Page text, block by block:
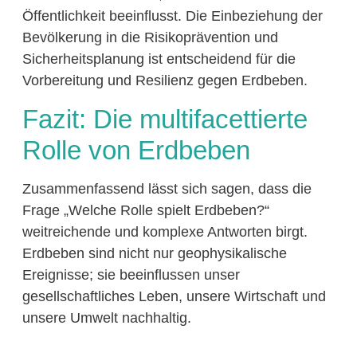
Öffentlichkeit beeinflusst. Die Einbeziehung der
Bevölkerung in die Risikoprävention und
Sicherheitsplanung ist entscheidend für die
Vorbereitung und Resilienz gegen Erdbeben.
Fazit: Die multifacettierte
Rolle von Erdbeben
Zusammenfassend lässt sich sagen, dass die
Frage „Welche Rolle spielt Erdbeben?“
weitreichende und komplexe Antworten birgt.
Erdbeben sind nicht nur geophysikalische
Ereignisse; sie beeinflussen unser
gesellschaftliches Leben, unsere Wirtschaft und
unsere Umwelt nachhaltig.